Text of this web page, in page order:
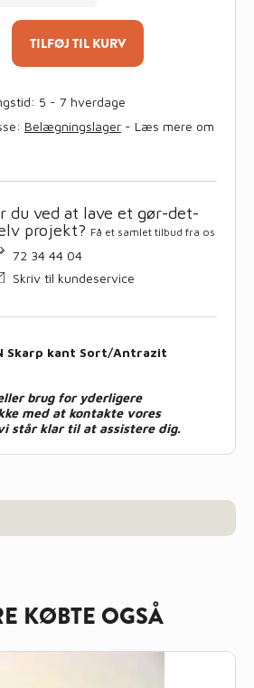
TILFØJ TIL KURV
5 - 7 hverdage
Belægningslager - Læs mere om
du ved at lave et gør-det-
projekt? Få et samlet tilbud fra os
72 34 44 04
Skriv til kundeservice
Skarp kant Sort/Antrazit
brug for yderligere
med at kontakte vores
står klar til at assistere dig.
KØBTE OGSÅ